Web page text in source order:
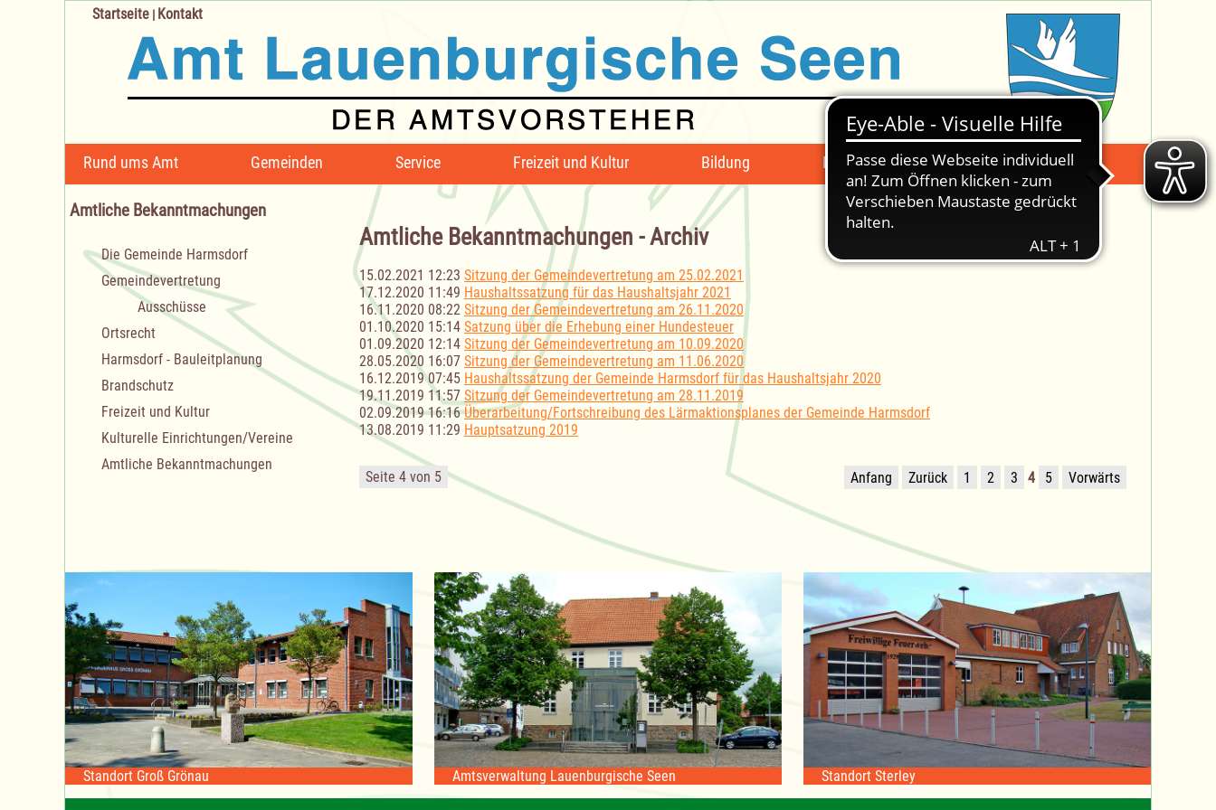
Navigation
überspringen
Rund ums Amt Gemeinden Service Freizeit und Kultur Bildung Mängelmeldung Suche -
Startseite | Kontakt
Amtliche Bekanntmachungen - Archiv
15.02.2021 12:23 Sitzung der Gemeindevertretung am 25.02.2021
17.12.2020 11:49 Haushaltssatzung für das Haushaltsjahr 2021
16.11.2020 08:22 Sitzung der Gemeindevertretung am 26.11.2020
01.10.2020 15:14 Satzung über die Erhebung einer Hundesteuer
01.09.2020 12:14 Sitzung der Gemeindevertretung am 10.09.2020
28.05.2020 16:07 Sitzung der Gemeindevertretung am 11.06.2020
16.12.2019 07:45 Haushaltssatzung der Gemeinde Harmsdorf für das Haushaltsjahr 2020
19.11.2019 11:57 Sitzung der Gemeindevertretung am 28.11.2019
02.09.2019 16:16 Überarbeitung/Fortschreibung des Lärmaktionsplanes der Gemeinde Harmsdorf
13.08.2019 11:29 Hauptsatzung 2019
Seite 4 von 5 Anfang Zurück 1 2 3 4 5 Vorwärts
Amtliche Bekanntmachungen
Navigation
überspringen
Die Gemeinde Harmsdorf
Gemeindevertretung
Ausschüsse
Ortsrecht
Harmsdorf - Bauleitplanung
Brandschutz
Freizeit und Kultur
Kulturelle Einrichtungen/Vereine
Amtliche Bekanntmachungen
Standort Groß Grönau Amtsverwaltung Lauenburgische Seen Standort Sterley